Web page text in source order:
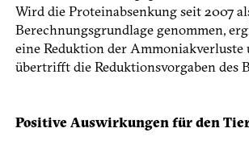
Wird die Proteinabsenkung seit 2007
Berechnungsgrundlage genommen,
eine Reduktion der Ammoniakverluste
übertrifft die Reduktionsvorgaben des
Positive Auswirkungen für den